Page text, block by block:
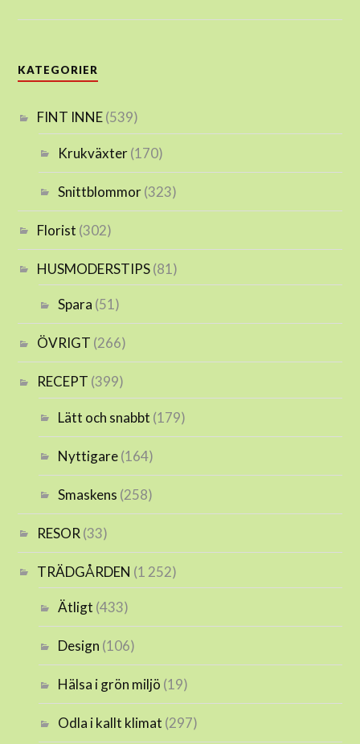
KATEGORIER
FINT INNE(539)
Krukväxter(170)
Snittblommor(323)
Florist (302)
HUSMODERSTIPS(81)
Spara (51)
ÖVRIGT (266)
RECEPT (399)
Lätt och snabbt (179)
Nyttigare(164)
Smaskens (258)
RESOR (33)
TRÄDGÅRDEN (1 252)
Ätligt (433)
Design (106)
Hälsa i grön miljö (19)
Odla i kallt klimat (297)